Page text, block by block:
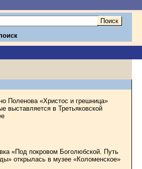
Поленова «Христос и грешница»
выставляется в Третьяковской
«Под покровом Боголюбской. Путь
открылась в музее «Коломенское»